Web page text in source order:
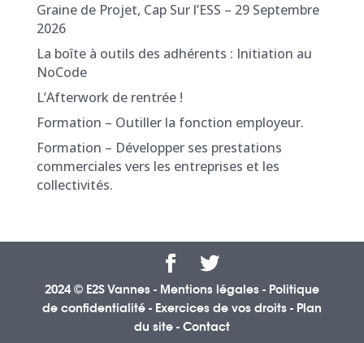
Graine de Projet, Cap Sur l’ESS – 29 Septembre
2026
La boîte à outils des adhérents : Initiation au
NoCode
L’Afterwork de rentrée !
Formation – Outiller la fonction employeur.
Formation – Développer ses prestations
commerciales vers les entreprises et les
collectivités.
2024 © E2S Vannes - Mentions légales- Politique
de confidentialité- Exercices de vos droits- Plan
du site- Contact